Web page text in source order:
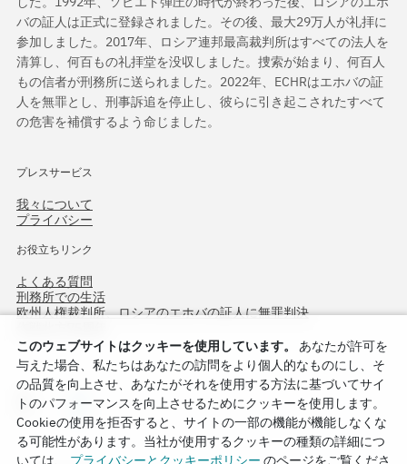
バの証人は正式に登録されました。その後、最大29万人が礼拝に
参加しました。2017年、ロシア連邦最高裁判所はすべての法人を
清算し、何百もの礼拝堂を没収しました。捜索が始まり、何百人
もの信者が刑務所に送られました。2022年、ECHRはエホバの証
人を無罪とし、刑事訴追を停止し、彼らに引き起こされたすべて
の危害を補償するよう命じました。
プレスサービス
我々について
プライバシー
お役立ちリンク
よくある質問
刑務所での生活
欧州人権裁判所、ロシアのエホバの証人に無罪判決
このウェブサイトはクッキーを使用しています。
あなたが許可を
与えた場合、私たちはあなたの訪問をより個人的なものにし、そ
の品質を向上させ、あなたがそれを使用する方法に基づいてサイ
トのパフォーマンスを向上させるためにクッキーを使用します。
Cookieの使用を拒否すると、サイトの一部の機能が機能しなくな
る可能性があります。当社が使用するクッキーの種類の詳細につ
いては、 プライバシーとクッキーポリシー のページをご覧くださ